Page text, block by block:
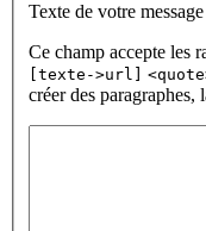
Texte de votre message
Ce champ accepte les
[texte->url]
créer des paragraphes,